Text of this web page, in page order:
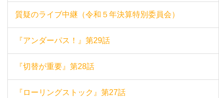
質疑のライブ中継（令和５年決算特別委員会）
『アンダーパス！』第29話
『切替が重要』第28話
『ローリングストック』第27話